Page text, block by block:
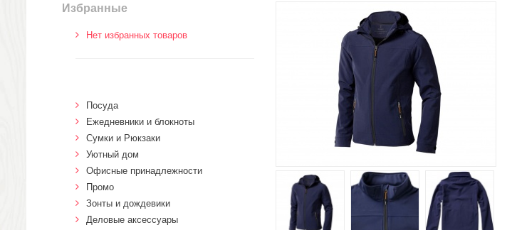
Избранные
Нет избранных товаров
Посуда
Ежедневники и блокноты
Сумки и Рюкзаки
Уютный дом
Офисные принадлежности
Промо
Зонты и дождевики
Деловые аксессуары